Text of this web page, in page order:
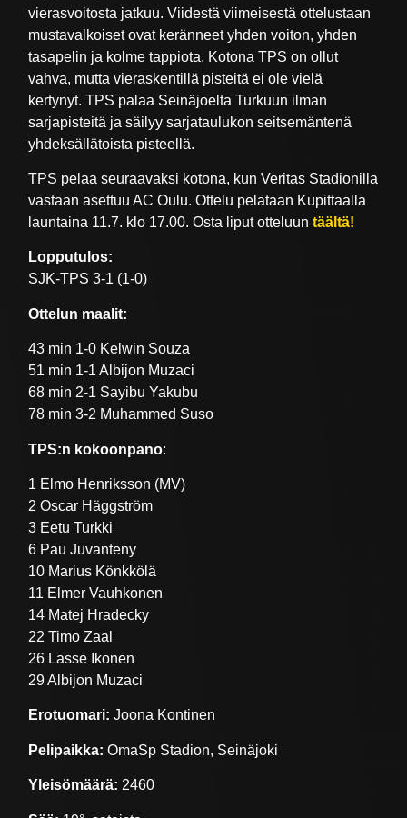
vierasvoitosta jatkuu. Viidestä viimeisestä ottelustaan
mustavalkoiset ovat keränneet yhden voiton, yhden
tasapelin ja kolme tappiota. Kotona TPS on ollut
vahva, mutta vieraskentillä pisteitä ei ole vielä
kertynyt. TPS palaa Seinäjoelta Turkuun ilman
sarjapisteitä ja säilyy sarjataulukon seitsemäntenä
yhdeksällätoista pisteellä.
TPS pelaa seuraavaksi kotona, kun Veritas Stadionilla
vastaan asettuu AC Oulu. Ottelu pelataan Kupittaalla
launtaina 11.7. klo 17.00. Osta liput otteluun täältä!
Lopputulos:
SJK-TPS 3-1 (1-0)
Ottelun maalit:
43 min 1-0 Kelwin Souza
51 min 1-1 Albijon Muzaci
68 min 2-1 Sayibu Yakubu
78 min 3-2 Muhammed Suso
TPS:n kokoonpano:
1 Elmo Henriksson (MV)
2 Oscar Häggström
3 Eetu Turkki
6 Pau Juvanteny
10 Marius Könkkölä
11 Elmer Vauhkonen
14 Matej Hradecky
22 Timo Zaal
26 Lasse Ikonen
29 Albijon Muzaci
Erotuomari: Joona Kontinen
Pelipaikka:OmaSp Stadion, Seinäjoki
Yleisömäärä: 2460